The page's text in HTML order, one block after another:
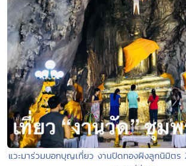
แวะมาร่วมบอกบุญเที่ยว งานปิดทองฝังลูกนิมิตร